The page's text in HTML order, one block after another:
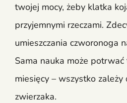
twojej mocy, żeby klatka
przyjemnymi rzeczami.
umieszczania czworonoga
Sama nauka może
miesięcy – wszystko zależy
zwierzaka.